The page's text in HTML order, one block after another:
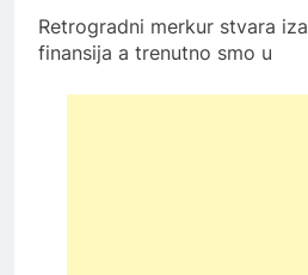
Retrogradni merkur stvara
finansija a trenutno smo u